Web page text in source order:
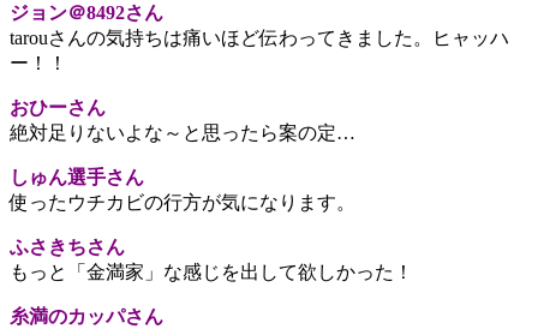
ジョン＠8492さん
tarouさんの気持ちは痛いほど伝わってきました。ヒャッハ
ー！！
おひーさん
絶対足りないよな～と思ったら案の定…
しゅん選手さん
使ったウチカビの行方が気になります。
ふさきちさん
もっと「金満家」な感じを出して欲しかった！
糸満のカッパさん